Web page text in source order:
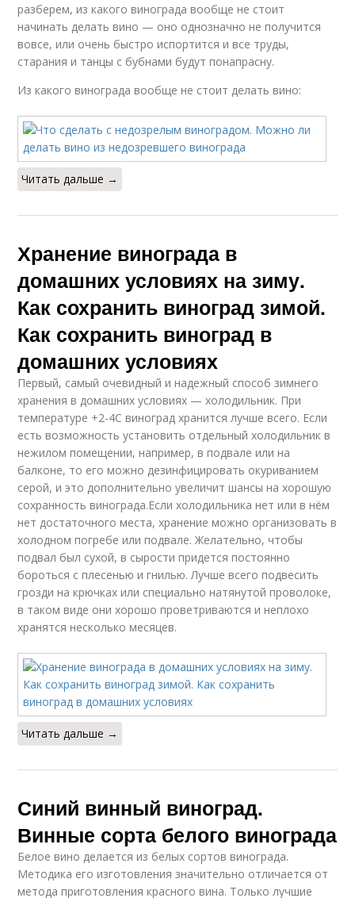
разберем, из какого винограда вообще не стоит
начинать делать вино — оно однозначно не получится
вовсе, или очень быстро испортится и все труды,
старания и танцы с бубнами будут понапрасну.
Из какого винограда вообще не стоит делать вино:
Читать дальше →
Хранение винограда в
домашних условиях на зиму.
Как сохранить виноград зимой.
Как сохранить виноград в
домашних условиях
Первый, самый очевидный и надежный способ зимнего
хранения в домашних условиях — холодильник. При
температуре +2-4С виноград хранится лучше всего. Если
есть возможность установить отдельный холодильник в
нежилом помещении, например, в подвале или на
балконе, то его можно дезинфицировать окуриванием
серой, и это дополнительно увеличит шансы на хорошую
сохранность винограда.Если холодильника нет или в нём
нет достаточного места, хранение можно организовать в
холодном погребе или подвале. Желательно, чтобы
подвал был сухой, в сырости придется постоянно
бороться с плесенью и гнилью. Лучше всего подвесить
грозди на крючках или специально натянутой проволоке,
в таком виде они хорошо проветриваются и неплохо
хранятся несколько месяцев.
Читать дальше →
Синий винный виноград.
Винные сорта белого винограда
Белое вино делается из белых сортов винограда.
Методика его изготовления значительно отличается от
метода приготовления красного вина. Только лучшие